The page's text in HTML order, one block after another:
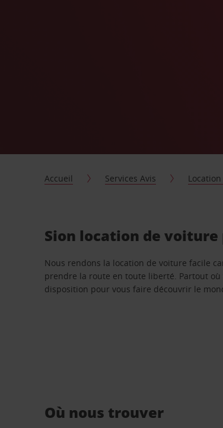
Accueil Services Avis
Sion location de
Nous rendons la location de voiture facile
prendre la route en toute liberté. Partout
disposition pour vous faire découvrir le
Où nous trouver